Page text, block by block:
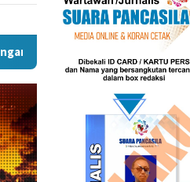
Literasi Digital Untuk